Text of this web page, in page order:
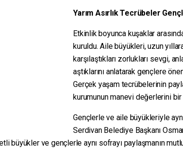
Yarım Asırlık Tecrübeler
Etkinlik boyunca kuşaklar
kuruldu. Aile büyükleri, uzun
karşılaştıkları zorlukları sevgi,
aştıklarını anlatarak gençlere
Gerçek yaşam tecrübelerinin
kurumunun manevi değerlerini
Gençlerle ve aile büyükleriyle
Serdivan Belediye Başkanı
büyükler ve gençlerle aynı sofrayı paylaşmanın